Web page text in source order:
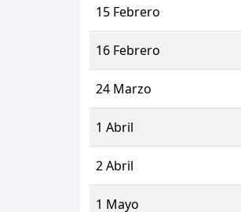
15 Febrero
16 Febrero
24 Marzo
1 Abril
2 Abril
1 Mayo